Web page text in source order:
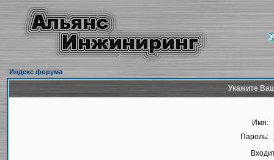
Индекс форума
Укажите
Имя:
Пароль: